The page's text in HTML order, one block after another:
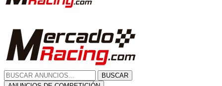
BUSCAR
ANUNCIOS DE COMPETICIÓN